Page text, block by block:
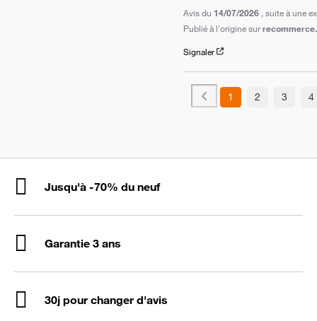
Avis du 14/07/2026 , suite à une
Publié à l'origine sur
Signaler
1 2 3 4
Jusqu'à -70% du neuf
Garantie 3 ans
30j pour changer d'avis